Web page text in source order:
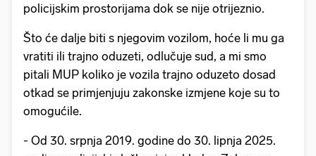
policijskim prostorijama dok se nije otrijeznio.
Što će dalje biti s njegovim vozilom, hoće li mu ga
vratiti ili trajno oduzeti, odlučuje sud, a mi smo
pitali MUP koliko je vozila trajno oduzeto dosad
otkad se primjenjuju zakonske izmjene koje su to
omogućile.
- Od 30. srpnja 2019. godine do 30. lipnja 2025.